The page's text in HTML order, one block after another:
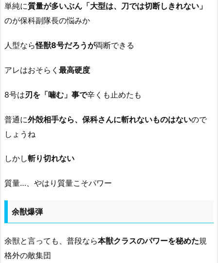
単純に質量が多いぶん「大型は、刀では切断しきれない」
のが保科副隊長の悩みか
人型なら怪獣8号だろうが両断できる
アレはおそらく 最高硬度
8号は刃を「噛む」事で辛くも止めたも
普通に外殻相手なら、保科さんに斬れないものはないので
しょうね
しかし斬り切れない
質量…、やはり質量こそパワー
余獣爆弾
余獣と言っても、普段なら本獣クラスのパワーを秘めた規
格外の敵集団